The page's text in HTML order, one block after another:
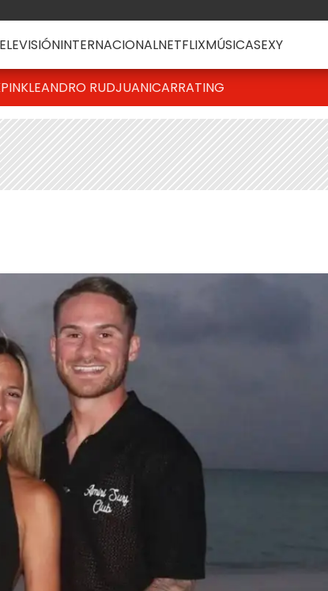
INTERNACIONALNETFLIXMÚSICASEXY
LEANDRO RUDJUANICARRATING